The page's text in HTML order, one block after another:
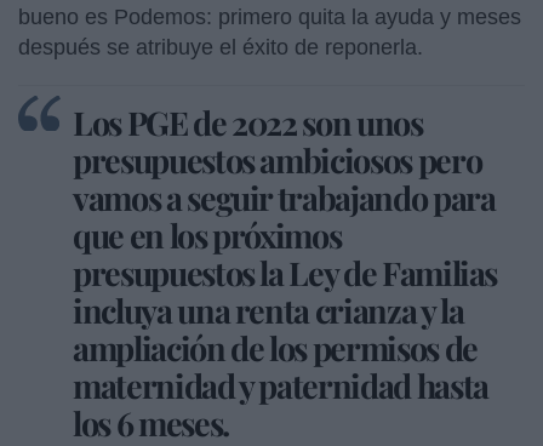
bueno es Podemos: primero quita la ayuda y meses
después se atribuye el éxito de reponerla.
Los PGE de 2022 son unos
presupuestos ambiciosos pero
vamos a seguir trabajando para
que en los próximos
presupuestos la Ley de Familias
incluya una renta crianza y la
ampliación de los permisos de
maternidad y paternidad hasta
los 6 meses.